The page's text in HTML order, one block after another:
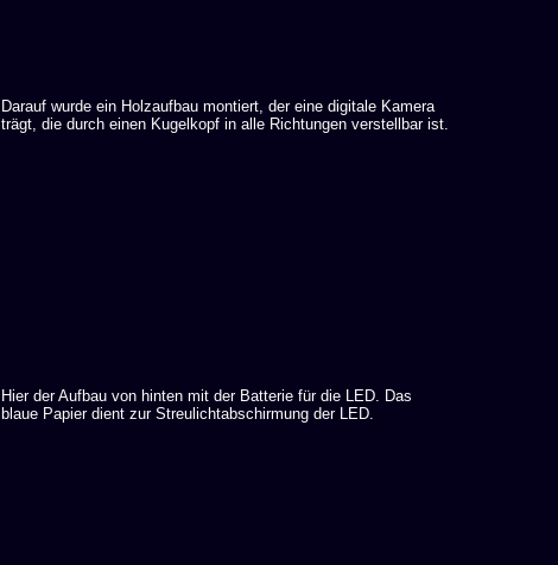
Darauf wurde ein Holzaufbau montiert, der eine digitale Kamera
trägt, die durch einen Kugelkopf in alle Richtungen verstellbar ist.
Hier der Aufbau von hinten mit der Batterie für die LED. Das
blaue Papier dient zur Streulichtabschirmung der LED.